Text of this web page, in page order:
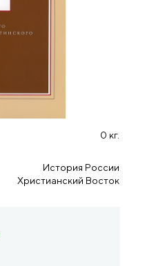
0 кг.
История России
Христианский Восток